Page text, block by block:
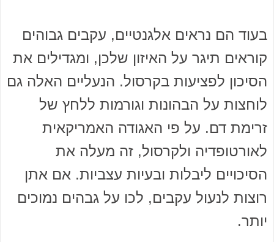
בעוד הם נראים אלגנטיים, עקבים גבוהים
קוראים תיגר על האיזון שלכן, ומגדילים את
הסיכון לפציעות בקרסול. הנעליים האלה גם
לוחצות על הבהונות וגורמות ללחץ של
זרימת דם. על פי האגודה האמריקאית
לאורטופדיה ולקרסול, זה מעלה את
הסיכויים ליבלות ובעיות עצביות. אם אתן
רוצות לנעול עקבים, לכו על גבהים נמוכים
יותר.